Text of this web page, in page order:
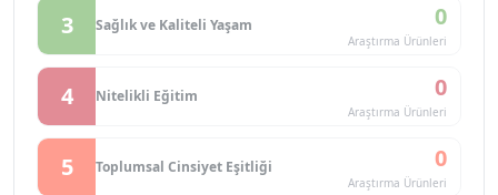
3 Sağlık ve Kaliteli Yaşam 0
Araştırma Ürünleri
4 Nitelikli Eğitim 0
Araştırma Ürünleri
5 Toplumsal Cinsiyet Eşitliği 0
Araştırma Ürünleri